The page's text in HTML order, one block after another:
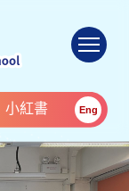
小紅書 Eng